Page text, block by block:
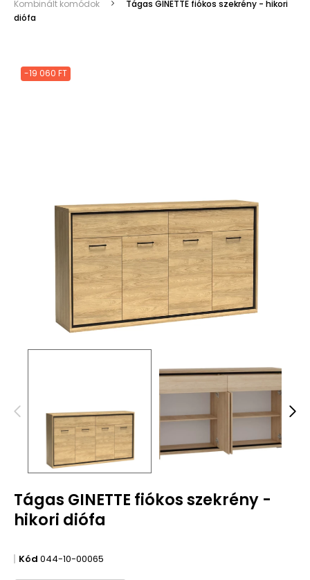
Kombinált komódok
Tágas GINETTE fiókos szekrény - hikori
diófa
-19 060 FT
Tágas GINETTE fiókos szekrény -
hikori diófa
Kód 044-10-00065